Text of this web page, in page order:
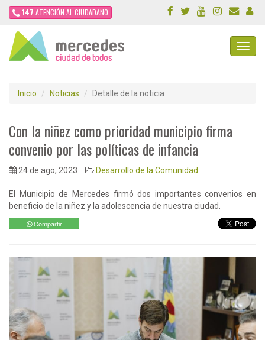
147 ATENCIÓN AL CIUDADANO
Inicio Noticias Detalle de la noticia
Con la niñez como prioridad municipio firma
convenio por las políticas de infancia
24 de ago, 2023 Desarrollo de la Comunidad
El Municipio de Mercedes firmó dos importantes convenios en
beneficio de la niñez y la adolescencia de nuestra ciudad.
Compartir